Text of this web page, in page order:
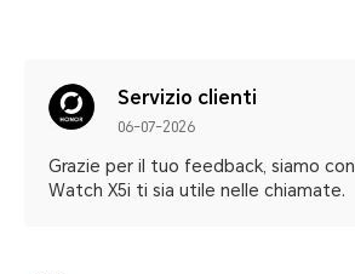
Servizio clienti
06-07-2026
Grazie per il tuo feedback, siamo
Watch X5i ti sia utile nelle chiamate.